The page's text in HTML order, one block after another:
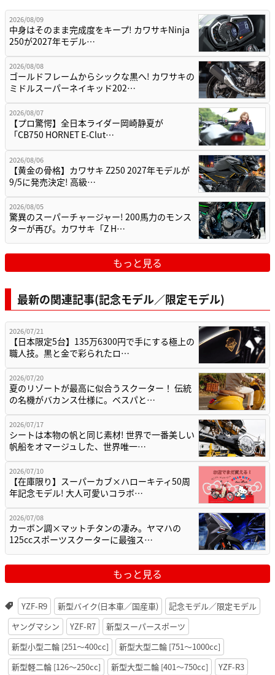
2026/08/09
中身はそのまま完成度をキープ! カワサキNinja
250が2027年モデル…
2026/08/08
ゴールドフレームからシックな黒へ! カワサキの
ミドルスーパーネイキッド202…
2026/08/07
【プロ驚愕】全日本ライダー岡崎静夏が
「CB750 HORNET E-Clut…
2026/08/06
【黄金の骨格】カワサキ Z250 2027年モデルが
9/5に発売決定! 高級…
2026/08/05
驚異のスーパーチャージャー! 200馬力のモンス
ターが再び。カワサキ「Z H…
もっと見る
最新の関連記事(記念モデル／限定モデル)
2026/07/21
【日本限定5台】135万6300円で手にする極上の
職人技。黒と金で彩られたロ…
2026/07/20
夏のリゾートが最高に似合うスクーター！ 伝統
の名機がバカンス仕様に。ベスパと…
2026/07/17
シートは本物の帆と同じ素材! 世界で一番美しい
帆船をオマージュした、世界唯一…
2026/07/10
【在庫限り】スーパーカブ×ハローキティ50周
年記念モデル! 大人可愛いコラボ…
2026/07/08
カーボン調×マットチタンの凄み。ヤマハの
125ccスポーツスクーターに最強ス…
もっと見る
YZF-R9 新型バイク(日本車／国産車)
記念モデル／限定モデル
ヤングマシン
YZF-R7
新型スーパースポーツ
新型小型二輪 [251〜400cc]
新型大型二輪 [751〜1000cc]
新型軽二輪 [126〜250cc]
新型大型二輪 [401〜750cc]
YZF-R3